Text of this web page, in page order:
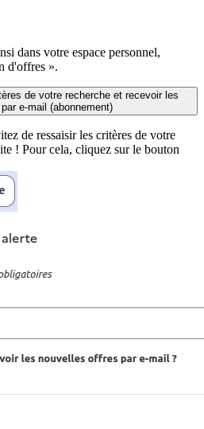
dans votre espace personnel,
d'offres ».
de votre recherche et recevoir les
e-mail (abonnement)
de ressaisir les critères de votre
! Pour cela, cliquez sur le bouton